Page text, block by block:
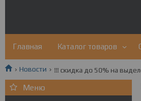
Главная Каталог товаров
Новости !!! скидка до 50% на